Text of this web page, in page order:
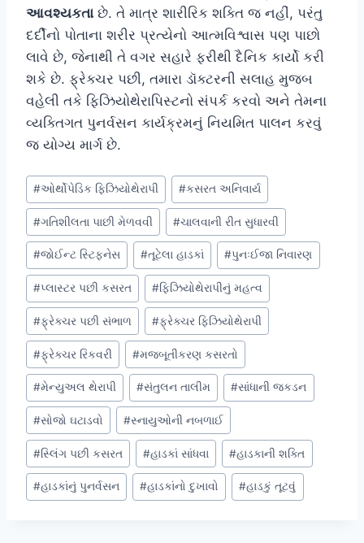
આવશ્યકતાછે. તે માત્ર શારીરિક શક્તિ જ નહીં, પરંતુ
દર્દીનો પોતાના શરીર પ્રત્યેનો આત્મવિશ્વાસ પણ પાછો
લાવે છે, જેનાથી તે વગર સહારે ફરીથી દૈનિક કાર્યો કરી
શકે છે. ફ્રેક્ચર પછી, તમારા ડૉક્ટરની સલાહ મુજબ
વહેલી તકે ફિઝિયોથેરાપિસ્ટનો સંપર્ક કરવો અને તેમના
વ્યક્તિગત પુનર્વસન કાર્યક્રમનું નિયમિત પાલન કરવું
જ યોગ્ય માર્ગ છે.
Post
Tags:
#ઓર્થોપેડિક ફિઝિયોથેરાપી #કસરત અનિવાર્ય
#ગતિશીલતા પાછી મેળવવી #ચાલવાની રીત સુધારવી
#જોઈન્ટ સ્ટિફનેસ #તૂટેલા હાડકાં #પુનઃઈજા નિવારણ
#પ્લાસ્ટર પછી કસરત #ફિઝિયોથેરાપીનું મહત્વ
#ફ્રેક્ચર પછી સંભાળ #ફ્રેક્ચર ફિઝિયોથેરાપી
#ફ્રેક્ચર રિકવરી #મજબૂતીકરણ કસરતો
#મેન્યુઅલ થેરાપી #સંતુલન તાલીમ #સાંધાની જકડન
#સોજો ઘટાડવો #સ્નાયુઓની નબળાઈ
#સ્લિંગ પછી કસરત #હાડકાં સાંધવા #હાડકાની શક્તિ
#હાડકાંનું પુનર્વસન #હાડકાંનો દુખાવો #હાડકું તૂટવું